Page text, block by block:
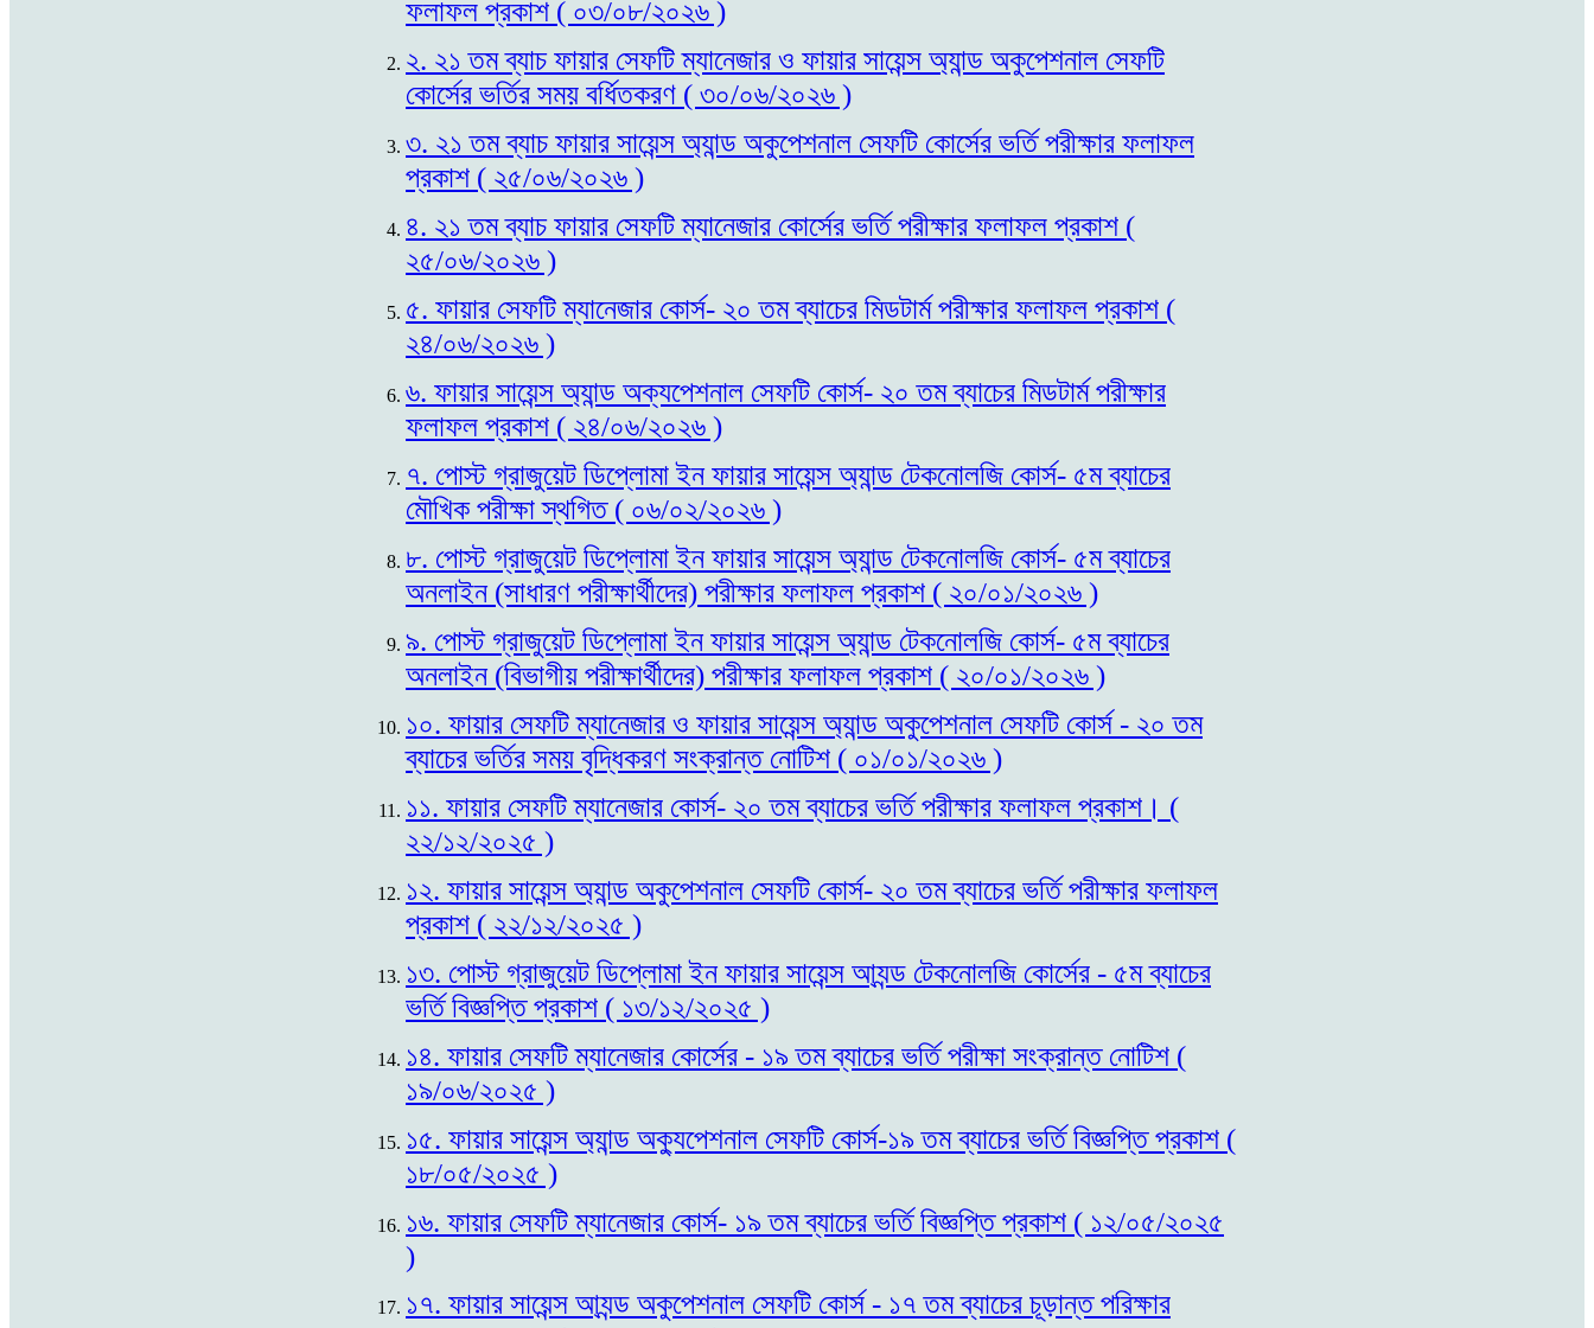
ফলাফল প্রকাশ ( ০৩/০৮/২০২৬ )
২. ২১ তম ব্যাচ ফায়ার সেফটি ম্যানেজার ও ফায়ার সায়েন্স অ্যান্ড অকুপেশনাল সেফটি
কোর্সের ভর্তির সময় বর্ধিতকরণ ( ৩০/০৬/২০২৬ )
৩. ২১ তম ব্যাচ ফায়ার সায়েন্স অ্যান্ড অকুপেশনাল সেফটি কোর্সের ভর্তি পরীক্ষার ফলাফল
প্রকাশ ( ২৫/০৬/২০২৬ )
৪. ২১ তম ব্যাচ ফায়ার সেফটি ম্যানেজার কোর্সের ভর্তি পরীক্ষার ফলাফল প্রকাশ (
২৫/০৬/২০২৬ )
৫. ফায়ার সেফটি ম্যানেজার কোর্স- ২০ তম ব্যাচের মিডটার্ম পরীক্ষার ফলাফল প্রকাশ (
২৪/০৬/২০২৬ )
৬. ফায়ার সায়েন্স অ্যান্ড অক্যপেশনাল সেফটি কোর্স- ২০ তম ব্যাচের মিডটার্ম পরীক্ষার
ফলাফল প্রকাশ ( ২৪/০৬/২০২৬ )
৭. পোস্ট গ্রাজুয়েট ডিপ্লোমা ইন ফায়ার সায়েন্স অ্যান্ড টেকনোলজি কোর্স- ৫ম ব্যাচের
মৌখিক পরীক্ষা স্থগিত ( ০৬/০২/২০২৬ )
৮. পোস্ট গ্রাজুয়েট ডিপ্লোমা ইন ফায়ার সায়েন্স অ্যান্ড টেকনোলজি কোর্স- ৫ম ব্যাচের
অনলাইন (সাধারণ পরীক্ষার্থীদের) পরীক্ষার ফলাফল প্রকাশ ( ২০/০১/২০২৬ )
৯. পোস্ট গ্রাজুয়েট ডিপ্লোমা ইন ফায়ার সায়েন্স অ্যান্ড টেকনোলজি কোর্স- ৫ম ব্যাচের
অনলাইন (বিভাগীয় পরীক্ষার্থীদের) পরীক্ষার ফলাফল প্রকাশ ( ২০/০১/২০২৬ )
১০. ফায়ার সেফটি ম্যানেজার ও ফায়ার সায়েন্স অ্যান্ড অকুপেশনাল সেফটি কোর্স - ২০ তম
ব্যাচের ভর্তির সময় বৃদ্ধিকরণ সংক্রান্ত নোটিশ ( ০১/০১/২০২৬ )
১১. ফায়ার সেফটি ম্যানেজার কোর্স- ২০ তম ব্যাচের ভর্তি পরীক্ষার ফলাফল প্রকাশ। (
২২/১২/২০২৫ )
১২. ফায়ার সায়েন্স অ্যান্ড অকুপেশনাল সেফটি কোর্স- ২০ তম ব্যাচের ভর্তি পরীক্ষার ফলাফল
প্রকাশ ( ২২/১২/২০২৫ )
১৩. পোস্ট গ্রাজুয়েট ডিপ্লোমা ইন ফায়ার সায়েন্স আ্যন্ড টেকনোলজি কোর্সের - ৫ম ব্যাচের
ভর্তি বিজ্ঞপ্তি প্রকাশ ( ১৩/১২/২০২৫ )
১৪. ফায়ার সেফটি ম্যানেজার কোর্সের - ১৯ তম ব্যাচের ভর্তি পরীক্ষা সংক্রান্ত নোটিশ (
১৯/০৬/২০২৫ )
১৫. ফায়ার সায়েন্স অ্যান্ড অক্যুপেশনাল সেফটি কোর্স-১৯ তম ব্যাচের ভর্তি বিজ্ঞপ্তি প্রকাশ (
১৮/০৫/২০২৫ )
১৬. ফায়ার সেফটি ম্যানেজার কোর্স- ১৯ তম ব্যাচের ভর্তি বিজ্ঞপ্তি প্রকাশ ( ১২/০৫/২০২৫
)
১৭. ফায়ার সায়েন্স আ্যন্ড অকুপেশনাল সেফটি কোর্স - ১৭ তম ব্যাচের চূড়ান্ত পরিক্ষার